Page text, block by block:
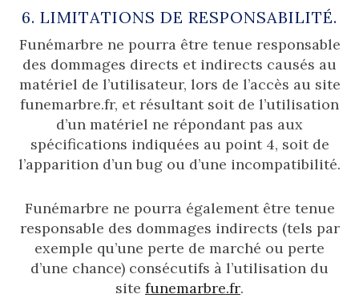
6. LIMITATIONS DE RESPONSABILITÉ.
Funémarbre ne pourra être tenue responsable
des dommages directs et indirects causés au
matériel de l’utilisateur, lors de l’accès au site
funemarbre.fr, et résultant soit de l’utilisation
d’un matériel ne répondant pas aux
spécifications indiquées au point 4, soit de
l’apparition d’un bug ou d’une incompatibilité.
Funémarbre ne pourra également être tenue
responsable des dommages indirects (tels par
exemple qu’une perte de marché ou perte
d’une chance) consécutifs à l’utilisation du
site funemarbre.fr.